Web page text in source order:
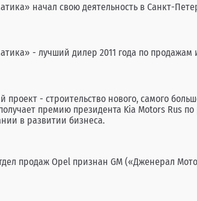
начал свою деятельность в Санкт-
- лучший дилер 2011 года по
- строительство нового, самого
премию президента Kia Motors Rus
в развитии бизнеса.
продаж Opel признан GM («Дженерал